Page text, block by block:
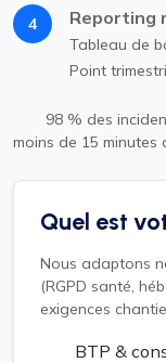
4 Reporting
Tableau de
Point
98 % des
moins de 15 minutes
Quel est
Nous adaptons
(RGPD santé,
exigences
BTP &